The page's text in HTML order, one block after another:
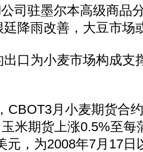
驻墨尔本高级商品
降雨改善，大豆市场
口为小麦市场构成支
月小麦期货合
米期货上涨0.5%至每
元，为2008年7月17日